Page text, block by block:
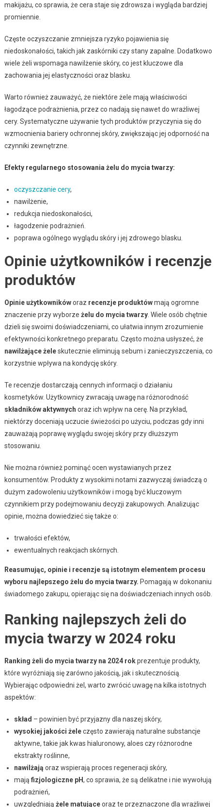
makijażu, co sprawia, że cera staje się zdrowsza i wygląda bardziej
promiennie.
Częste oczyszczanie zmniejsza ryzyko pojawienia się
niedoskonałości, takich jak zaskórniki czy stany zapalne. Dodatkowo
wiele żeli wspomaga nawilżenie skóry, co jest kluczowe dla
zachowania jej elastyczności oraz blasku.
Warto również zauważyć, że niektóre żele mają właściwości
łagodzące podrażnienia, przez co nadają się nawet do wrażliwej
cery. Systematyczne używanie tych produktów przyczynia się do
wzmocnienia bariery ochronnej skóry, zwiększając jej odporność na
czynniki zewnętrzne.
Efekty regularnego stosowania żelu do mycia twarzy:
oczyszczanie cery,
nawilżenie,
redukcja niedoskonałości,
łagodzenie podrażnień.
poprawa ogólnego wyglądu skóry i jej zdrowego blasku.
Opinie użytkowników i recenzje
produktów
Opinie użytkownikóworaz recenzje produktówmają ogromne
znaczenie przy wyborze żelu do mycia twarzy. Wiele osób chętnie
dzieli się swoimi doświadczeniami, co ułatwia innym zrozumienie
efektywności konkretnego preparatu. Często można usłyszeć, że
nawilżające żeleskutecznie eliminują sebum i zanieczyszczenia, co
korzystnie wpływa na kondycję skóry.
Te recenzje dostarczają cennych informacji o działaniu
kosmetyków. Użytkownicy zwracają uwagę na różnorodność
składników aktywnych oraz ich wpływ na cerę. Na przykład,
niektórzy doceniają uczucie świeżości po użyciu, podczas gdy inni
zauważają poprawę wyglądu swojej skóry przy dłuższym
stosowaniu.
Nie można również pominąć ocen wystawianych przez
konsumentów. Produkty z wysokimi notami zazwyczaj świadczą o
dużym zadowoleniu użytkowników i mogą być kluczowym
czynnikiem przy podejmowaniu decyzji zakupowych. Analizując
opinie, można dowiedzieć się także o:
trwałości efektów,
ewentualnych reakcjach skórnych.
Reasumując, opinie i recenzje są istotnym elementem procesu
wyboru najlepszego żelu do mycia twarzy. Pomagają w dokonaniu
świadomego zakupu, opierając się na doświadczeniach innych osób.
Ranking najlepszych żeli do
mycia twarzy w 2024 roku
Ranking żeli do mycia twarzy na 2024 rokprezentuje produkty,
które wyróżniają się zarówno jakością, jak i skutecznością.
Wybierając odpowiedni żel, warto zwrócić uwagę na kilka istotnych
aspektów:
skład – powinien być przyjazny dla naszej skóry,
wysokiej jakości żeleczęsto zawierają naturalne substancje
aktywne, takie jak kwas hialuronowy, aloes czy różnorodne
ekstrakty roślinne,
nawilżają oraz wspierają proces regeneracji skóry,
mają fizjologiczne pH, co sprawia, że są delikatne i nie wywołują
podrażnień,
uwzględniają żele matująceoraz te przeznaczone dla wrażliwej